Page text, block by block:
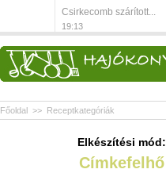
Csirkecomb szárított...
19:13
Főoldal >> Receptkategóriák
Elkészítési mód:
Címkefelhő